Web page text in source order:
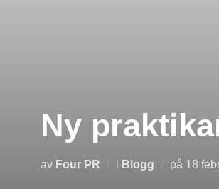
Ny
av Four PR i Blogg på 18